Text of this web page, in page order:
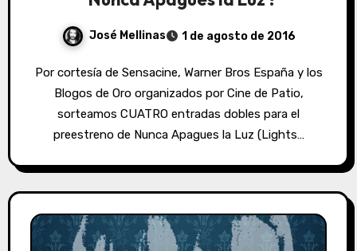
José Mellinas 1 de agosto de 2016
Por cortesía de Sensacine, Warner Bros España y los
Blogos de Oro organizados por Cine de Patio,
sorteamos CUATRO entradas dobles para el
preestreno de Nunca Apagues la Luz (Lights…